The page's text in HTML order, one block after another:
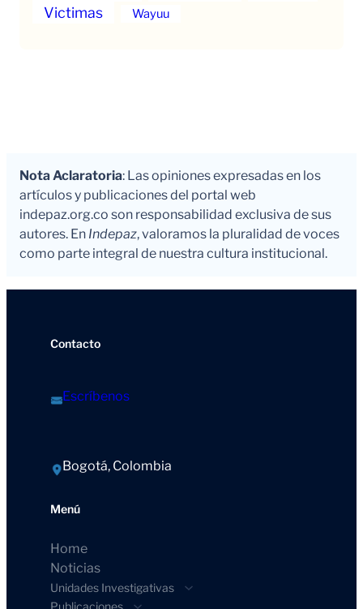
Victimas
Wayuu
Nota Aclaratoria: Las opiniones expresadas en los
artículos y publicaciones del portal web
indepaz.org.co son responsabilidad exclusiva de sus
autores. En Indepaz, valoramos la pluralidad de voces
como parte integral de nuestra cultura institucional.
Contacto
Escríbenos
Bogotá, Colombia
Menú
Home
Noticias
Unidades Investigativas
Publicaciones